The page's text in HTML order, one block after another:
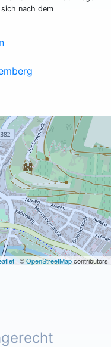
nach dem
| ©OpenStreetMapcontributors